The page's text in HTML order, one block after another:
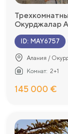
Окурджалар
ID: MAY6757
Алания /
Комнат: 2+1
145 000 €